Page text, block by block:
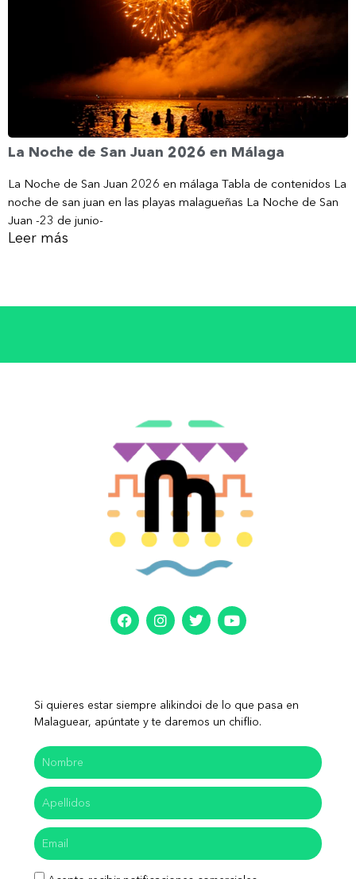
La Noche de San Juan 2026 en Málaga
La Noche de San Juan 2026 en málaga Tabla de contenidos La
noche de san juan en las playas malagueñas La Noche de San
Juan -23 de junio-
Leer más
Si quieres estar siempre alikindoi de lo que pasa en
Malaguear, apúntate y te daremos un chiflio.